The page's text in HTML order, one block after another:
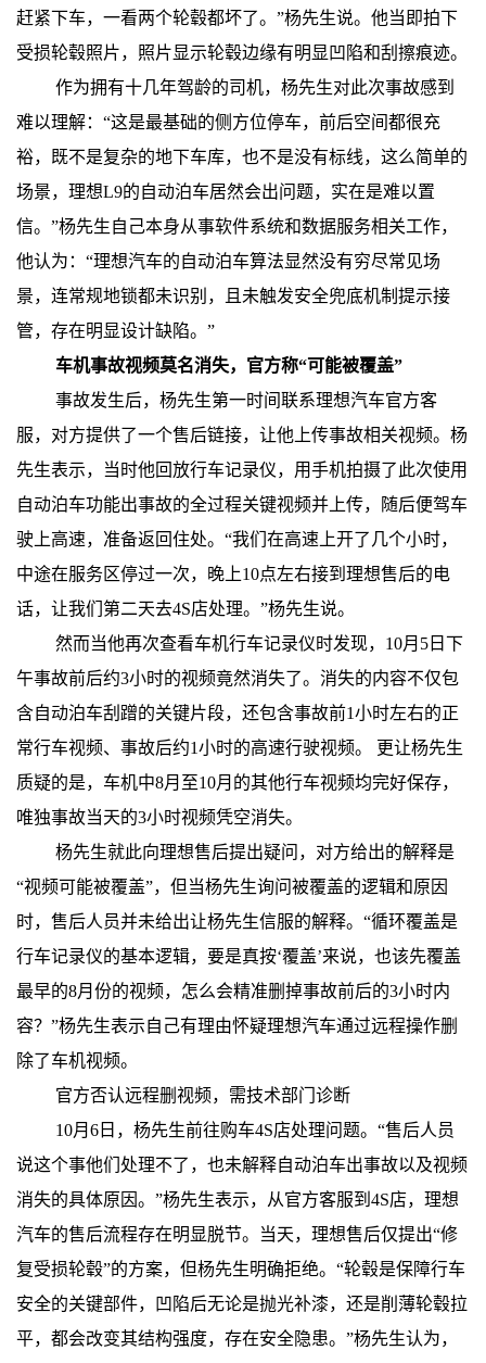
赶紧下车，一看两个轮毂都坏了。”杨先生说。他当即拍下
受损轮毂照片，照片显示轮毂边缘有明显凹陷和刮擦痕迹。
作为拥有十几年驾龄的司机，杨先生对此次事故感到
难以理解：“这是最基础的侧方位停车，前后空间都很充
裕，既不是复杂的地下车库，也不是没有标线，这么简单的
场景，理想L9的自动泊车居然会出问题，实在是难以置
信。”杨先生自己本身从事软件系统和数据服务相关工作，
他认为：“理想汽车的自动泊车算法显然没有穷尽常见场
景，连常规地锁都未识别，且未触发安全兜底机制提示接
管，存在明显设计缺陷。”
车机事故视频莫名消失，官方称“可能被覆盖”
事故发生后，杨先生第一时间联系理想汽车官方客
服，对方提供了一个售后链接，让他上传事故相关视频。杨
先生表示，当时他回放行车记录仪，用手机拍摄了此次使用
自动泊车功能出事故的全过程关键视频并上传，随后便驾车
驶上高速，准备返回住处。“我们在高速上开了几个小时，
中途在服务区停过一次，晚上10点左右接到理想售后的电
话，让我们第二天去4S店处理。”杨先生说。
然而当他再次查看车机行车记录仪时发现，10月5日下
午事故前后约3小时的视频竟然消失了。消失的内容不仅包
含自动泊车刮蹭的关键片段，还包含事故前1小时左右的正
常行车视频、事故后约1小时的高速行驶视频。 更让杨先生
质疑的是，车机中8月至10月的其他行车视频均完好保存，
唯独事故当天的3小时视频凭空消失。
杨先生就此向理想售后提出疑问，对方给出的解释是
“视频可能被覆盖”，但当杨先生询问被覆盖的逻辑和原因
时，售后人员并未给出让杨先生信服的解释。“循环覆盖是
行车记录仪的基本逻辑，要是真按‘覆盖’来说，也该先覆盖
最早的8月份的视频，怎么会精准删掉事故前后的3小时内
容？”杨先生表示自己有理由怀疑理想汽车通过远程操作删
除了车机视频。
官方否认远程删视频，需技术部门诊断
10月6日，杨先生前往购车4S店处理问题。“售后人员
说这个事他们处理不了，也未解释自动泊车出事故以及视频
消失的具体原因。”杨先生表示，从官方客服到4S店，理想
汽车的售后流程存在明显脱节。当天，理想售后仅提出“修
复受损轮毂”的方案，但杨先生明确拒绝。“轮毂是保障行车
安全的关键部件，凹陷后无论是抛光补漆，还是削薄轮毂拉
平，都会改变其结构强度，存在安全隐患。”杨先生认为，